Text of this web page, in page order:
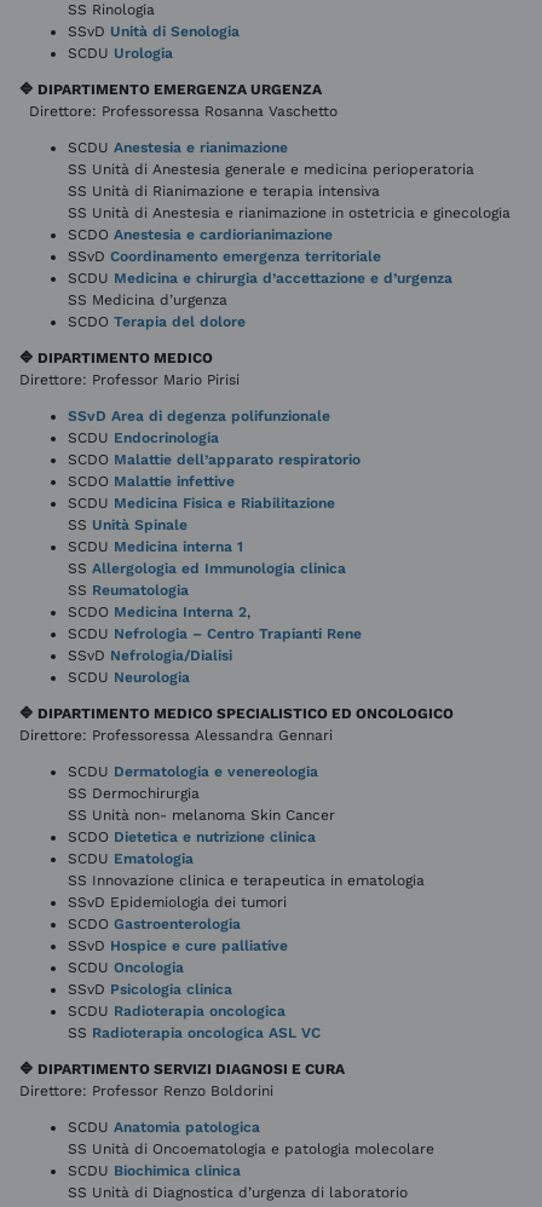
SS Rinologia
SSvD Unità di Senologia
SCDU Urologia
🔷 DIPARTIMENTO EMERGENZA URGENZA
Direttore: Professoressa Rosanna Vaschetto
SCDU Anestesia e rianimazione
SS Unità di Anestesia generale e medicina perioperatoria
SS Unità di Rianimazione e terapia intensiva
SS Unità di Anestesia e rianimazione in ostetricia e ginecologia
SCDO Anestesia e cardiorianimazione
SSvD Coordinamento emergenza territoriale
SCDU Medicina e chirurgia d’accettazione e d’urgenza
SS Medicina d’urgenza
SCDO Terapia del dolore
🔷 DIPARTIMENTO MEDICO
Direttore: Professor Mario Pirisi
SSvD Area di degenza polifunzionale
SCDU Endocrinologia
SCDO Malattie dell’apparato respiratorio
SCDO Malattie infettive
SCDU Medicina Fisica e Riabilitazione
SS Unità Spinale
SCDU Medicina interna 1
SS Allergologia ed Immunologia clinica
SS Reumatologia
SCDO Medicina Interna 2,
SCDU Nefrologia – Centro Trapianti Rene
SSvD Nefrologia/Dialisi
SCDU Neurologia
🔷 DIPARTIMENTO MEDICO SPECIALISTICO ED ONCOLOGICO
Direttore: Professoressa Alessandra Gennari
SCDU Dermatologia e venereologia
SS Dermochirurgia
SS Unità non- melanoma Skin Cancer
SCDO Dietetica e nutrizione clinica
SCDU Ematologia
SS Innovazione clinica e terapeutica in ematologia
SSvD Epidemiologia dei tumori
SCDO Gastroenterologia
SSvD Hospice e cure palliative
SCDU Oncologia
SSvD Psicologia clinica
SCDU Radioterapia oncologica
SS Radioterapia oncologica ASL VC
🔷 DIPARTIMENTO SERVIZI DIAGNOSI E CURA
Direttore: Professor Renzo Boldorini
SCDU Anatomia patologica
SS Unità di Oncoematologia e patologia molecolare
SCDU Biochimica clinica
SS Unità di Diagnostica d’urgenza di laboratorio